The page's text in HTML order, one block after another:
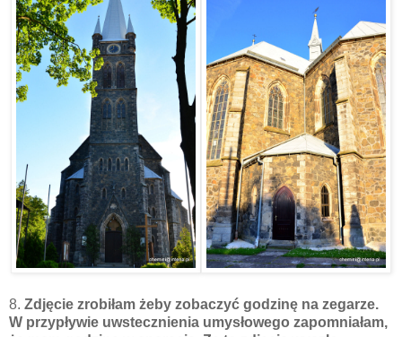
8. Zdjęcie zrobiłam żeby zobaczyć godzinę na zegarze.
W przypływie uwstecznienia umysłowego zapomniałam,